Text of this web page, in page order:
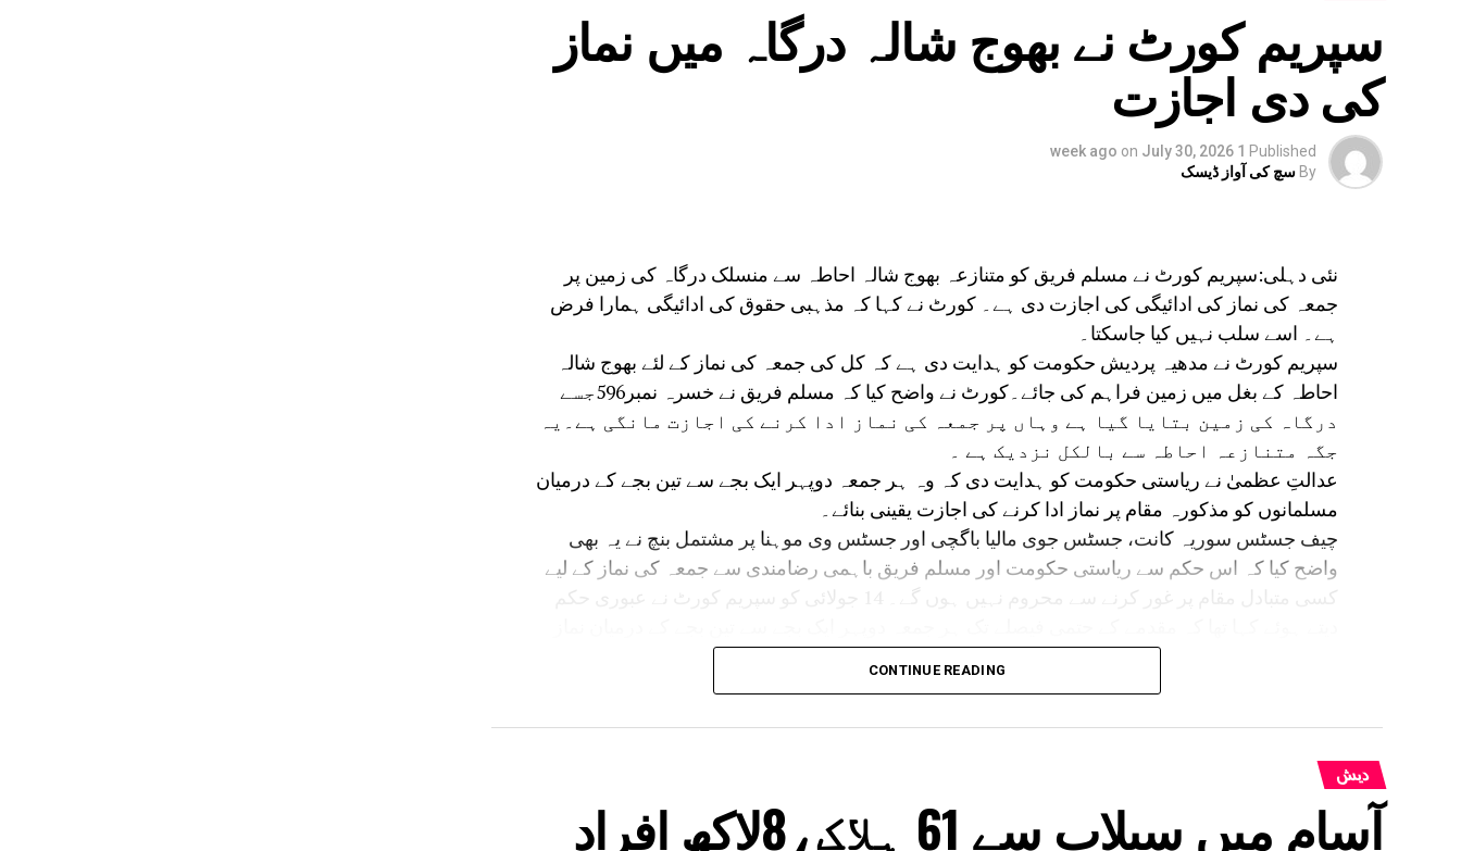
سپریم کورٹ نے بھوج شالہ درگاہ میں نماز
کی دی اجازت
Published
1 week ago
on July 30, 2026
By سچ کی آواز ڈیسک
نئی دہلی:سپریم کورٹ نے مسلم فریق کو متنازعہ بھوج شالہ احاطہ سے منسلک درگاہ کی زمین پر
جمعہ کی نماز کی ادائیگی کی اجازت دی ہے۔ کورٹ نے کہا کہ مذہبی حقوق کی ادائیگی ہمارا فرض
ہے۔ اسے سلب نہیں کیا جاسکتا۔
سپریم کورٹ نے مدھیہ پردیش حکومت کو ہدایت دی ہے کہ کل کی جمعہ کی نماز کے لئے بھوج شالہ
احاطہ کے بغل میں زمین فراہم کی جائے۔کورٹ نے واضح کیا کہ مسلم فریق نے خسرہ نمبر596جسے
درگاہ کی زمین بتایا گیا ہے وہاں پر جمعہ کی نماز ادا کرنے کی اجازت مانگی ہے۔یہ
جگہ متنازعہ احاطہ سے بالکل نزدیک ہے ۔
عدالتِ عظمیٰ نے ریاستی حکومت کو ہدایت دی کہ وہ ہر جمعہ دوپہر ایک بجے سے تین بجے کے درمیان
مسلمانوں کو مذکورہ مقام پر نماز ادا کرنے کی اجازت یقینی بنائے۔
چیف جسٹس سوریہ کانت، جسٹس جوی مالیا باگچی اور جسٹس وی موہنا پر مشتمل بنچ نے یہ بھی
واضح کیا کہ اس حکم سے ریاستی حکومت اور مسلم فریق باہمی رضامندی سے جمعہ کی نماز کے لیے
کسی متبادل مقام پر غور کرنے سے محروم نہیں ہوں گے۔ 14 جولائی کو سپریم کورٹ نے عبوری حکم
کے لیے متنازع مقام سے متصل ایک علیحدہ کھلی جگہ فراہم کی جائے۔بعد ازاں حاجی منیر احمد کی
قیادت میں مسلم فریق نے سپریم کورٹ سے رجوع کرتے ہوئے الزام لگایا کہ عدالت کے حکم پر عمل
سے مسجد نظر آتی ہو، تاکہ نماز کی ادائیگی ممکن ہو سکے۔
واضح رہے کہ 15 مئی کو مدھیہ پردیش ہائی کورٹ نے اپنے فیصلے میں قرار دیا تھا کہ دھار ضلع میں
واقع متنازع بھوج شالا-کمال مولہ مسجد کمپلیکس دراصل دیوی سرسوتی کا مندر ہے۔ اسی فیصلے
CONTINUE READING
دیش
آسام میں سیلاب سے 61 ہلاک،8لاکھ افراد